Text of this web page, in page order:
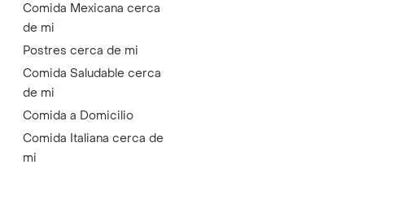
Comida Mexicana cerca
de mi
Postres cerca de mi
Comida Saludable cerca
de mi
Comida a Domicilio
Comida Italiana cerca de
mi